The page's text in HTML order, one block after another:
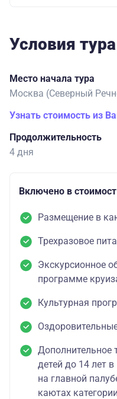
Условия тура
Место начала тура
Москва (Северный
Узнать стоимость из
Продолжительность
4 дня
Включено в
Размещение в
Трехразовое
Экскурсионное
программе
Культурная
Дополнительное
детей до 14 лет
на главной
каютах